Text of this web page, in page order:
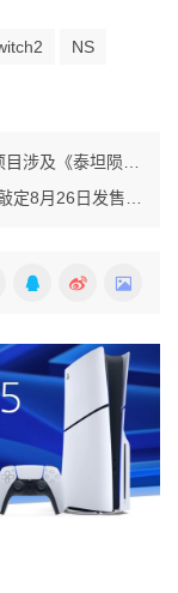
NS
坦陨落》搜打撤新作
发售 系列首登PS5